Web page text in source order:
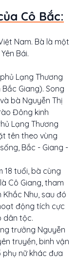
Cô Bắc:
Nam. Bà là một
Bái.
Lạng Thương
Giang). Song
bà Nguyễn Thị
Đông kinh
Lạng Thương
tên theo vùng
Bắc - Giang -
18 tuổi, bà cùng
Cô Giang, tham
Nhu, sau đó
động tích cực
dân tộc.
trưởng Nguyễn
truyền, binh vận
phụ nữ khác đưa